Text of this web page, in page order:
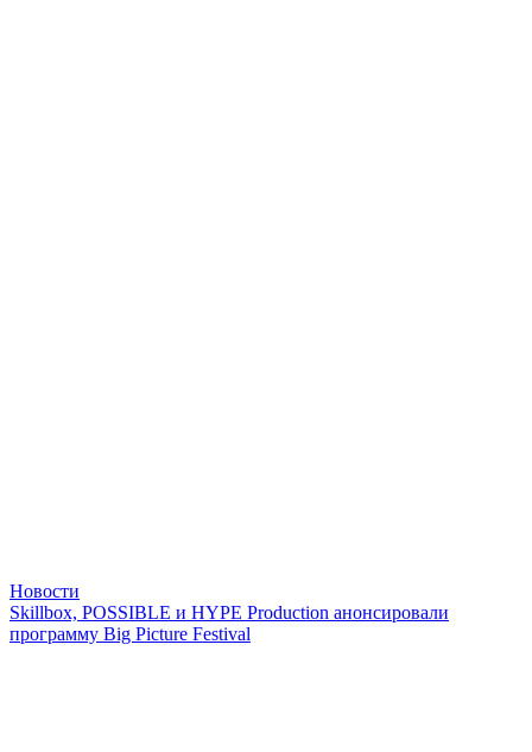
Новости
Skillbox, POSSIBLE и HYPE Production анонсировали
программу Big Picture Festival